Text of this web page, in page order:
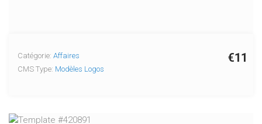
€11
Catégorie: Affaires
CMS Type: Modèles Logos